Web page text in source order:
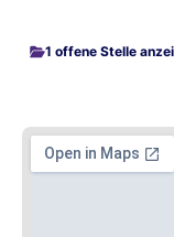
1 offene Stelle